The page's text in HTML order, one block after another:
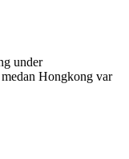
under
Hongkong var